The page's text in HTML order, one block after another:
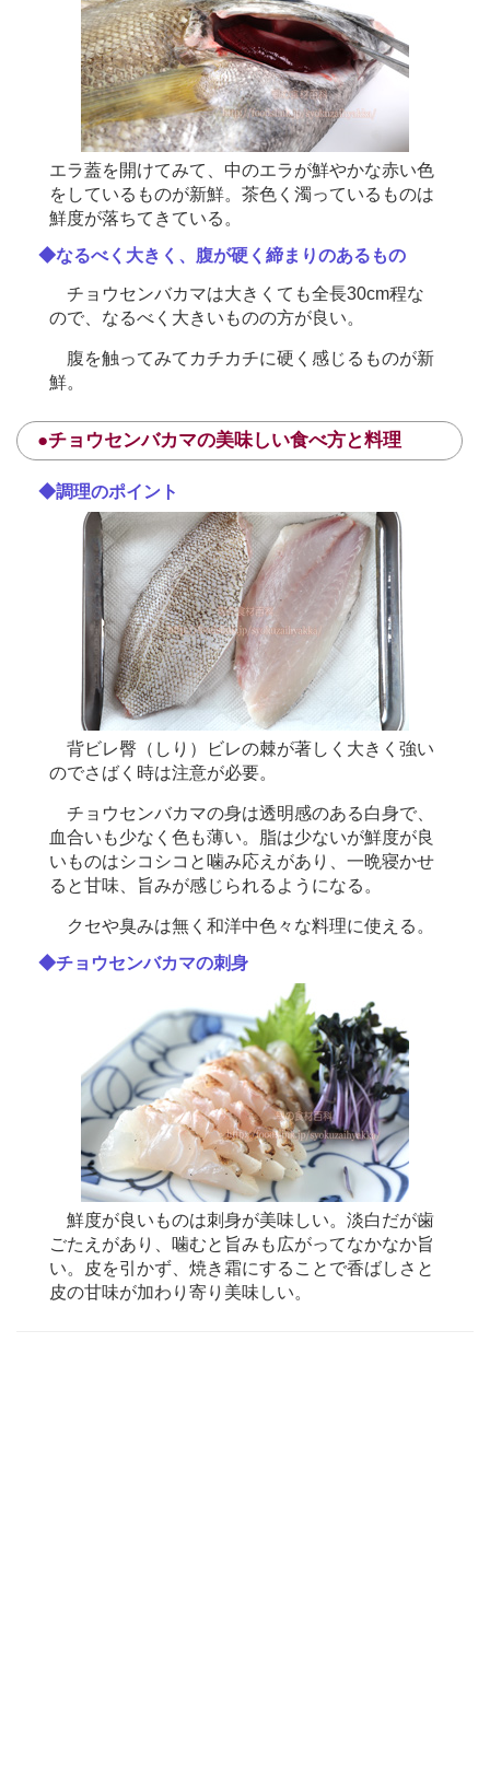
エラ蓋を開けてみて、中のエラが鮮やかな赤い色
をしているものが新鮮。茶色く濁っているものは
鮮度が落ちてきている。
◆なるべく大きく、腹が硬く締まりのあるもの
チョウセンバカマは大きくても全長30cm程な
ので、なるべく大きいものの方が良い。
腹を触ってみてカチカチに硬く感じるものが新
鮮。
●チョウセンバカマの美味しい食べ方と料理
◆調理のポイント
背ビレ臀（しり）ビレの棘が著しく大きく強い
のでさばく時は注意が必要。
チョウセンバカマの身は透明感のある白身で、
血合いも少なく色も薄い。脂は少ないが鮮度が良
いものはシコシコと噛み応えがあり、一晩寝かせ
ると甘味、旨みが感じられるようになる。
クセや臭みは無く和洋中色々な料理に使える。
◆チョウセンバカマの刺身
鮮度が良いものは刺身が美味しい。淡白だが歯
ごたえがあり、噛むと旨みも広がってなかなか旨
い。皮を引かず、焼き霜にすることで香ばしさと
皮の甘味が加わり寄り美味しい。